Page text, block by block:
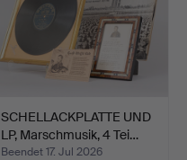
SCHELLACKPLATTE UND
LP, Marschmusik, 4 Tei…
Beendet 17. Jul 2026